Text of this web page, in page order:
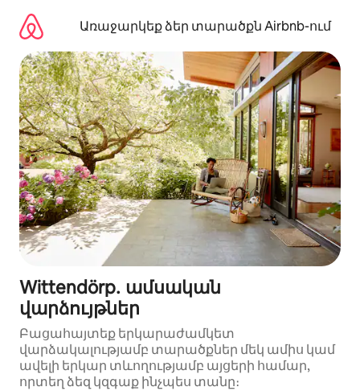
բովանդակությանըԱռաջարկեք ձեր տարածքն Airbnb-ում
Wittendörp․ ամսական
վարձույթներ
Բացահայտեք երկարաժամկետ
վարձակալությամբ տարածքներ մեկ ամիս կամ
ավելի երկար տևողությամբ այցերի համար,
որտեղ ձեզ կզգաք ինչպես տանը։